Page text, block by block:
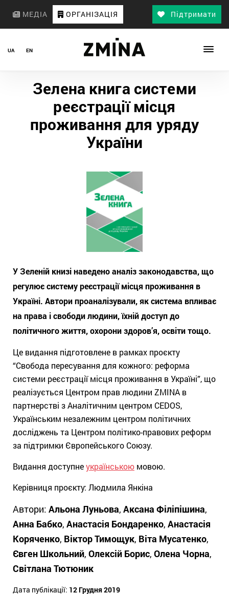
МЕДІА ОРГАНІЗАЦІЯ Підтримати
UA EN
Зелена книга системи
реєстрації місця
проживання для уряду
України
У Зеленій книзі наведено аналіз законодавства, що
регулює систему реєстрації місця проживання в
Україні. Автори проаналізували, як система впливає
на права і свободи людини, їхній доступ до
політичного життя, охорони здоров’я, освіти тощо.
Це видання підготовлене в рамках проєкту
“Свобода пересування для кожного: реформа
системи реєстрації місця проживання в Україні”, що
реалізується Центром прав людини ZMINA в
партнерстві з Аналітичним центром CEDOS,
Українським незалежним центром політичних
досліджень та Центром політико-правових реформ
за підтримки Європейського Союзу.
Видання доступнеукраїнською мовою.
Керівниця проєкту: Людмила Янкіна
Автори: Альона Луньова, Аксана Філіпішина,
Анна Бабко, Анастасія Бондаренко, Анастасія
Коряченко, Віктор Тимощук, Віта Мусатенко,
Євген Школьний, Олексій Борис, Олена Чорна,
Світлана Тютюник
Дата публікації: 12 Грудня 2019